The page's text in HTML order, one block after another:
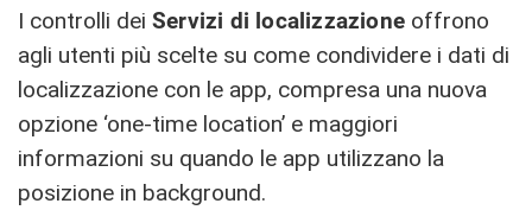
I controlli dei Servizi di localizzazione offrono
agli utenti più scelte su come condividere i dati di
localizzazione con le app, compresa una nuova
opzione ‘one-time location’ e maggiori
informazioni su quando le app utilizzano la
posizione in background.